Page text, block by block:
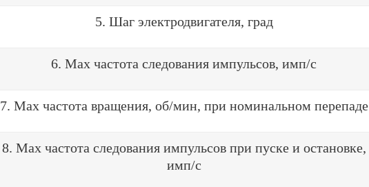
5. Шаг электродвигателя, град
6. Max частота следования импульсов, имп/с
7. Max частота вращения, об/мин, при номинальном перепаде
8. Max частота следования импульсов при пуске и остановке,
имп/с